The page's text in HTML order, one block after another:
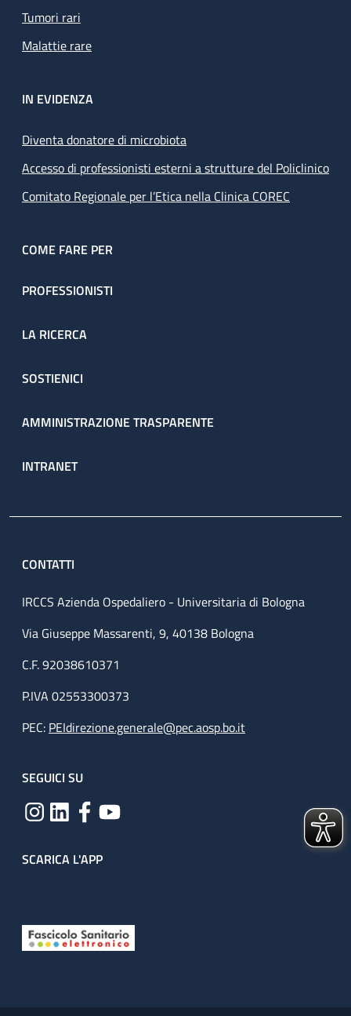
Tumori rari
Malattie rare
IN EVIDENZA
Diventa donatore di microbiota
Accesso di professionisti esterni a strutture del Policlinico
Comitato Regionale per l’Etica nella Clinica COREC
COME FARE PER
PROFESSIONISTI
LA RICERCA
SOSTIENICI
AMMINISTRAZIONE TRASPARENTE
INTRANET
CONTATTI
IRCCS Azienda Ospedaliero - Universitaria di Bologna
Via Giuseppe Massarenti, 9, 40138 Bologna
C.F. 92038610371
P.IVA 02553300373
PEC: PEIdirezione.generale@pec.aosp.bo.it
SEGUICI SU
SCARICA L'APP